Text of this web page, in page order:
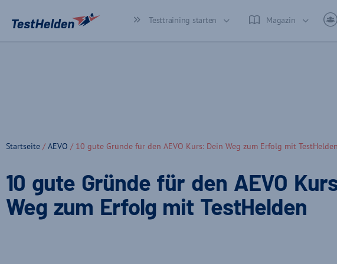
Testtraining starten Magazin
Startseite /AEVO / 10 gute Gründe für den AEVO Kurs: Dein Weg zum Erfolg mit TestHelden
10 gute Gründe für den AEVO
Weg zum Erfolg mit TestHelden